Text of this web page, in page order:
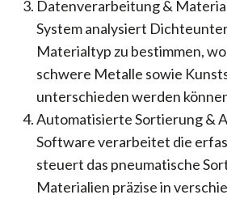
Datenverarbeitung &
System analysiert
Materialtyp zu bestimmen,
schwere Metalle sowie
unterschieden werden
Automatisierte Sortierung &
Software verarbeitet die
steuert das pneumatische
Materialien präzise in